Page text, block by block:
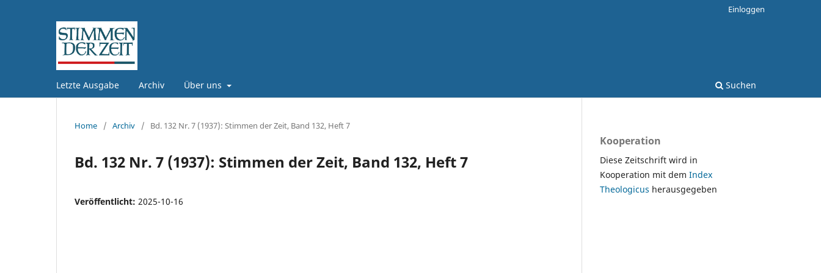
Letzte Ausgabe Archiv Über uns Suchen
Einloggen
Home / Archiv / Bd. 132 Nr. 7 (1937): Stimmen der Zeit, Band 132, Heft 7
Bd. 132 Nr. 7 (1937): Stimmen der Zeit, Band 132, Heft 7
Veröffentlicht: 2025-10-16
Kooperation
Diese Zeitschrift wird in
Kooperation mit dem Index
Theologicus herausgegeben